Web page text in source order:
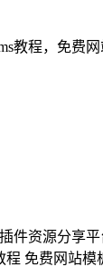
教程，免费
件资源分享平
程 免费网站模